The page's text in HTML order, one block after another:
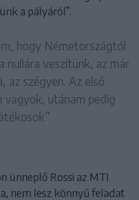
a pályáról”.
hogy Németországtól
nullára veszítünk, az már
az szégyen. Az első
vagyok, utánam pedig
ünneplő Rossi az MTI
nem lesz könnyű feladat